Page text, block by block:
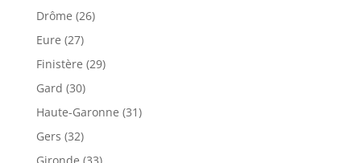
Drôme (26)
Eure (27)
Finistère (29)
Gard (30)
Haute-Garonne (31)
Gers (32)